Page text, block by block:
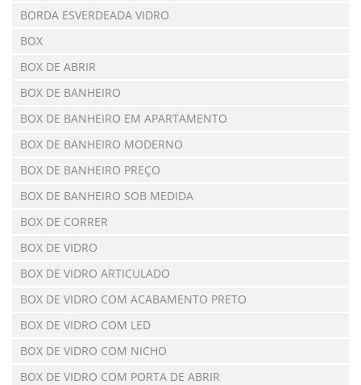
BORDA ESVERDEADA VIDRO
BOX
BOX DE ABRIR
BOX DE BANHEIRO
BOX DE BANHEIRO EM APARTAMENTO
BOX DE BANHEIRO MODERNO
BOX DE BANHEIRO PREÇO
BOX DE BANHEIRO SOB MEDIDA
BOX DE CORRER
BOX DE VIDRO
BOX DE VIDRO ARTICULADO
BOX DE VIDRO COM ACABAMENTO PRETO
BOX DE VIDRO COM LED
BOX DE VIDRO COM NICHO
BOX DE VIDRO COM PORTA DE ABRIR